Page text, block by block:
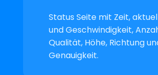
Status Seite mit Zeit,
und Geschwindigkeit,
Qualität, Höhe, Richtung
Genauigkeit.